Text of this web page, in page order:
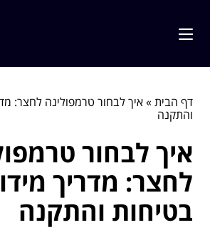
דף הבית»איך לבחור טרמפולינה לחצר:
והתקנה
איך לבחור
לחצר: מדריך
בטיחות והתקנה